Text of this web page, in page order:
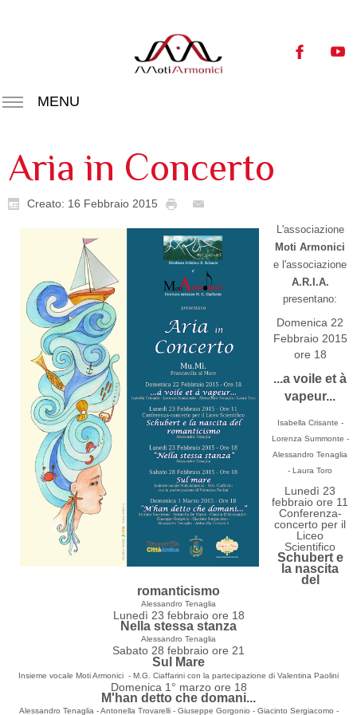
MENU
Aria in Concerto
Creato: 16 Febbraio 2015
L'associazione
Moti Armonici
e l'associazione
A.R.I.A.
presentano:
Domenica 22
Febbraio 2015
ore 18
...a voile et à
vapeur...
Isabella Crisante -
Lorenza Summonte -
Alessandro Tenaglia
- Laura Toro
Lunedì 23
febbraio ore 11
Conferenza-
concerto per il
Liceo
Scientifico
Schubert e
la nascita
del
romanticismo
Alessandro Tenaglia
Lunedì 23 febbraio ore 18
Nella stessa stanza
Alessandro Tenaglia
Sabato 28 febbraio ore 21
Sul Mare
Insieme vocale Moti Armonici - M.G. Ciaffarini con la partecipazione di Valentina Paolini
Domenica 1° marzo ore 18
M'han detto che domani...
Alessandro Tenaglia - Antonella Trovarelli - Giuseppe Gorgonio - Giacinto Sergiacomo -